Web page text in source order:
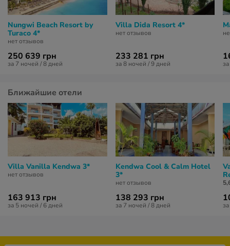
Nungwi Beach Resort by
Turaco 4*
нет отзывов
250 639 грн
за 7 ночей / 8 дней
Villa Dida Resort 4*
нет отзывов
233 281 грн
за 8 ночей / 9 дней
Ближайшие отели
Villa Vanilla Kendwa 3*
нет отзывов
163 913 грн
за 5 ночей / 6 дней
Kendwa Cool & Calm Hotel
3*
нет отзывов
138 293 грн
за 7 ночей / 8 дней